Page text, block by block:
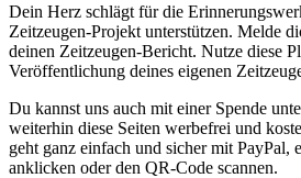
Dein Herz schlägt für die
Zeitzeugen-Projekt unterstützen. Melde
deinen Zeitzeugen-Bericht. Nutze diese
Veröffentlichung deines eigenen
Du kannst uns auch mit einer Spende
weiterhin diese Seiten werbefrei und
geht ganz einfach und sicher mit PayPal,
anklicken oder den QR-Code scannen.